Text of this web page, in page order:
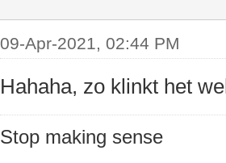
09-Apr-2021, 02:44 PM
Hahaha, zo klinkt het
Stop making sense